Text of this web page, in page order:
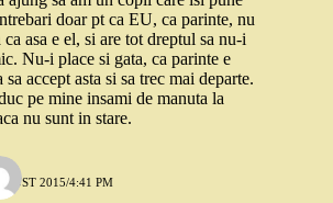
doar pt ca EU, ca parinte, nu
ca asa e el, si are tot dreptul sa nu-i
Nu-i place si gata, ca parinte e
sa accept asta si sa trec mai departe.
pe mine insami de manuta la
nu sunt in stare.
2015/4:41 PM